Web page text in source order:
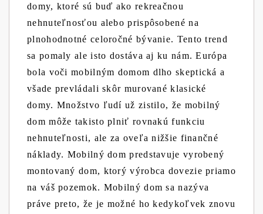
domy, ktoré sú buď ako rekreačnou
nehnuteľnosťou alebo prispôsobené na
plnohodnotné celoročné bývanie. Tento trend
sa pomaly ale isto dostáva aj ku nám. Európa
bola voči mobilným domom dlho skeptická a
všade prevládali skôr murované klasické
domy. Množstvo ľudí už zistilo, že mobilný
dom môže takisto plniť rovnakú funkciu
nehnuteľnosti, ale za oveľa nižšie finančné
náklady. Mobilný dom predstavuje vyrobený
montovaný dom, ktorý výrobca dovezie priamo
na váš pozemok. Mobilný dom sa nazýva
práve preto, že je možné ho kedykoľvek znovu